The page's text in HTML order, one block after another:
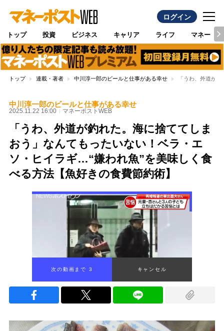
ログイン
トップ 投資 ビジネス キャリア ライフ マネー
トップ 連載・著者 中川淳一郎のビールと仕事がある幸せ 「うわ、外道が
中川淳一郎のビールと仕事がある幸せ
2025.11.22 16:00 マネーポストWEB
「うわ、外道が釣れた。海に捨ててしま
おう」なんてもったいない！ベラ・エ
ソ・ヒイラギ…“嫌われ魚”を美味しく食
べる方法【魚好きの食費節約術】
次の動画まで 2 キャンセル